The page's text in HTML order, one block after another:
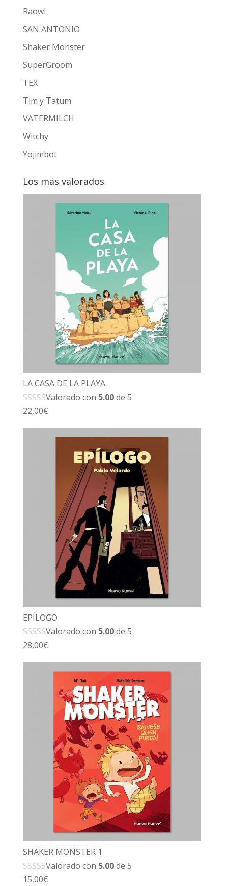
Raowl
SAN ANTONIO
Shaker Monster
SuperGroom
TEX
Tim y Tatum
VATERMILCH
Witchy
Yojimbot
Los más valorados
LA CASA DE LA PLAYA
Valorado con 5.00de 5
22,00€
EPÍLOGO
Valorado con 5.00de 5
28,00€
SHAKER MONSTER 1
Valorado con 5.00de 5
15,00€